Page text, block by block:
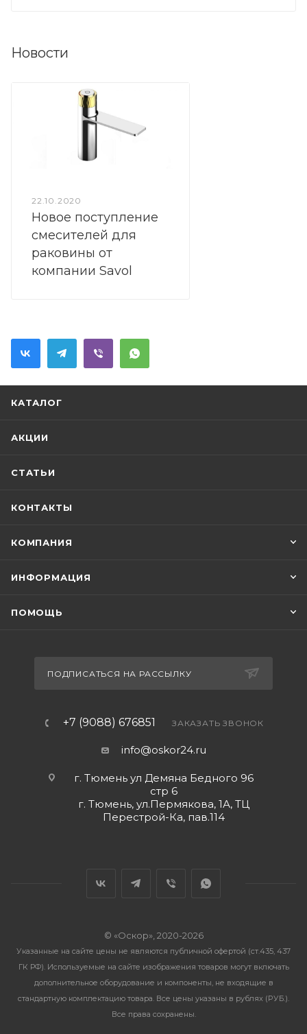
Новости
22.10.2020
Новое поступление
смесителей для
раковины от
компании Savol
КАТАЛОГ
АКЦИИ
СТАТЬИ
КОНТАКТЫ
КОМПАНИЯ
ИНФОРМАЦИЯ
ПОМОЩЬ
ПОДПИСАТЬСЯ НА РАССЫЛКУ
+7 (9088) 676851 ЗАКАЗАТЬ ЗВОНОК
info@oskor24.ru
г. Тюмень ул Демяна Бедного 96
стр 6
г. Тюмень, ул.Пермякова, 1А, ТЦ
Перестрой-Ка, пав.114
© «Оскор», 2020-2026
Указанные на сайте цены не являются публичной офертой (ст.435, 437
ГК РФ). Используемые на сайте изображения товаров могут включать
дополнительное оборудование и компоненты, не входящие в
стандартную комплектацию товара. Все цены указаны в рублях (PУБ.).
Все права сохранены.